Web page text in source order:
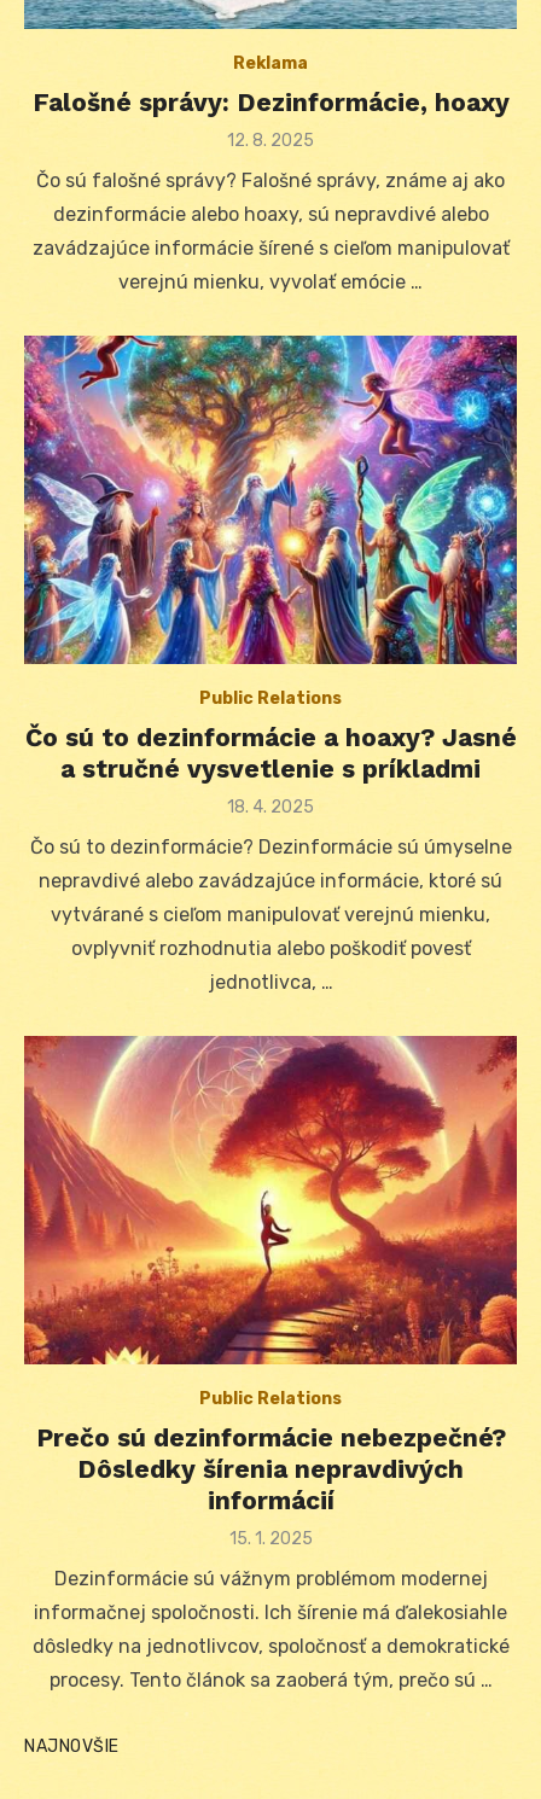
Reklama
Falošné správy: Dezinformácie, hoaxy
Posted
12. 8. 2025
Čo sú falošné správy? Falošné správy, známe aj ako
dezinformácie alebo hoaxy, sú nepravdivé alebo
zavádzajúce informácie šírené s cieľom manipulovať
verejnú mienku, vyvolať emócie …
Public Relations
Čo sú to dezinformácie a hoaxy? Jasné
a stručné vysvetlenie s príkladmi
Posted
18. 4. 2025
Čo sú to dezinformácie? Dezinformácie sú úmyselne
nepravdivé alebo zavádzajúce informácie, ktoré sú
vytvárané s cieľom manipulovať verejnú mienku,
ovplyvniť rozhodnutia alebo poškodiť povesť
jednotlivca, …
Public Relations
Prečo sú dezinformácie nebezpečné?
Dôsledky šírenia nepravdivých
informácií
Posted
15. 1. 2025
Dezinformácie sú vážnym problémom modernej
informačnej spoločnosti. Ich šírenie má ďalekosiahle
dôsledky na jednotlivcov, spoločnosť a demokratické
procesy. Tento článok sa zaoberá tým, prečo sú …
NAJNOVŠIE